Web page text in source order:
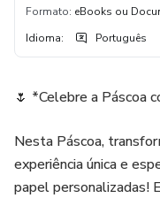
Formato: eBooks ou
Idioma: Português
🌷 *Celebre a Páscoa
Nesta Páscoa,
experiência única e
papel personalizadas!